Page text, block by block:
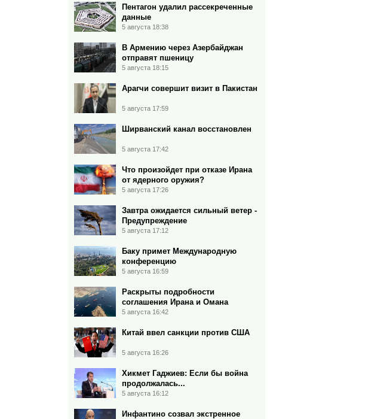
Пентагон удалил рассекреченные
данные
5 августа 18:38
В Армению через Азербайджан
отправят пшеницу
5 августа 18:15
Арагчи совершит визит в Пакистан
5 августа 17:59
Ширванский канал восстановлен
5 августа 17:42
Что произойдет при отказе Ирана
от ядерного оружия?
5 августа 17:26
Завтра ожидается сильный ветер -
Предупреждение
5 августа 17:12
Баку примет Международную
конференцию
5 августа 16:59
Раскрыты подробности
соглашения Ирана и Омана
5 августа 16:42
Китай ввел санкции против США
5 августа 16:26
Хикмет Гаджиев: Если бы война
продолжалась...
5 августа 16:12
Инфантино созвал экстренное